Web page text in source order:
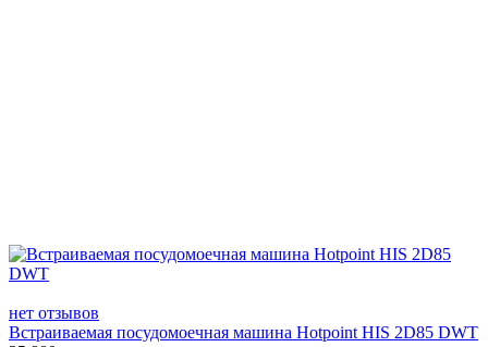
нет отзывов
Встраиваемая посудомоечная машина Hotpoint HIS 2D85 DWT